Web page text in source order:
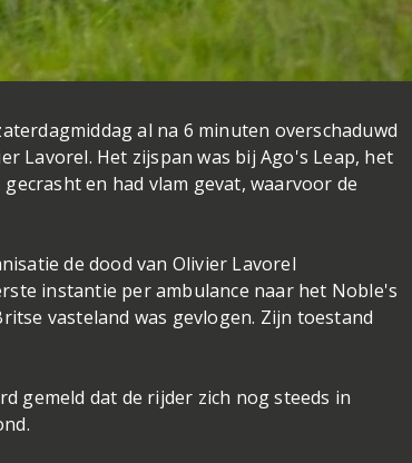
al na 6 minuten overschaduwd
Lavorel. Het zijspan was bij Ago's Leap, het
en had vlam gevat, waarvoor de
de dood van Olivier Lavorel
instantie per ambulance naar het Noble's
vasteland was gevlogen. Zijn toestand
gemeld dat de rijder zich nog steeds in